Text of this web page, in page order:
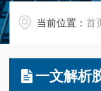
当前位置：首
一文解析